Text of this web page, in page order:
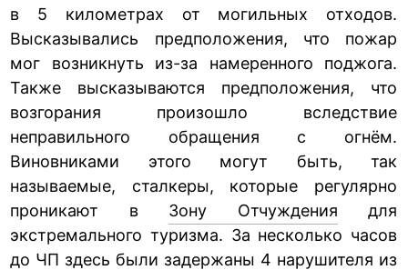
в 5 километрах от могильных отходов.
Высказывались предположения, что пожар
мог возникнуть из-за намеренного поджога.
Также высказываются предположения, что
возгорания произошло вследствие
неправильного обращения с огнём.
Виновниками этого могут быть, так
называемые, сталкеры, которые регулярно
проникают в Зону Отчуждения для
экстремального туризма. За несколько часов
до ЧП здесь были задержаны 4 нарушителя из